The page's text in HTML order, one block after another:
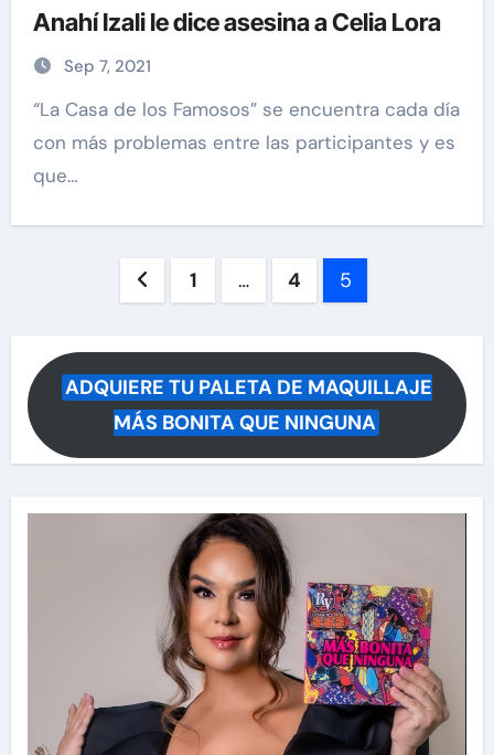
Anahí Izali le dice asesina a Celia Lora
Sep 7, 2021
“La Casa de los Famosos” se encuentra cada día
con más problemas entre las participantes y es
que…
Paginación
entradas
1 … 4 5
ADQUIERE TU PALETA DE MAQUILLAJE
MÁS BONITA QUE NINGUNA